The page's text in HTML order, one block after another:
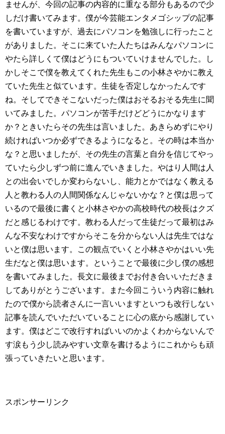
ませんが、今回の記事の内容的に重なる部分もあるので少
しだけ書いてみます。僕が今芸能エンタメゴシップの記事
を書いていますが、過去にパソコンを勉強しに行ったこと
がありました。そこに来ていた人たちはみんなパソコンに
やたら詳しくて僕はどうにもついていけませんでした。し
かしそこで僕を教えてくれた先生もこの小林さやかに教え
ていた先生と似ています。生徒を否定しなかったんです
ね。そしてできそこないだった僕はおそるおそる先生に聞
いてみました。パソコンが苦手だけどどうにかなります
か？ときいたらその先生は言いました。あきらめずにやり
続ければいつか必ずできるようになると。その時は本当か
な？と思いましたが、その先生の言葉と自分を信じてやっ
ていたら少しずつ前に進んでいきました。やはり人間は人
との出会いでしか変わらないし、能力とかではなく教える
人と教わる人の人間関係なんじゃないかな？と僕は思って
いるので最後に書くと小林さやかの高校時代の校長はクズ
だと感じるわけです。教わる人だって生徒だって最初はみ
んな不安なわけですからそこを分からない人は先生ではな
いと僕は思います。この観点でいくと小林さやかはいい先
生だなと僕は思います。ということで最後に少し僕の感想
を書いてみました。長文に最後までお付き合いいただきま
してありがとうございます。また今回こういう内容に触れ
たので僕から読者さんに一言いいますといつも改行しない
記事を読んでいただいていることに心の底から感謝してい
ます。僕はどこで改行すればいいのかよくわからないんで
す涙もう少し読みやすい文章を書けるようにこれからも頑
張っていきたいと思います。
スポンサーリンク